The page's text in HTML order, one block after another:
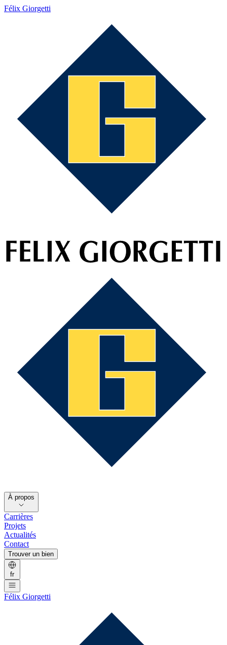
Félix Giorgetti
À propos
Carrières
Projets
Actualités
Contact
Trouver un bien
fr
Félix Giorgetti